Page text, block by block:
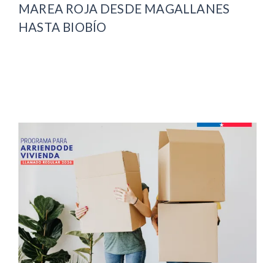
MAREA ROJA DESDE MAGALLANES
HASTA BIOBÍO